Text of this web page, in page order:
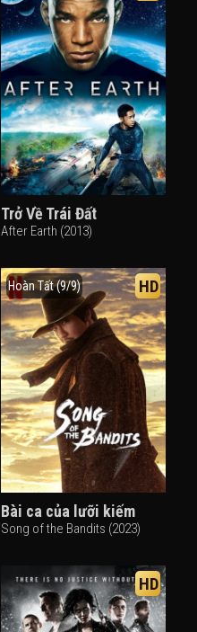
Trở Về Trái Đất
After Earth (2013)
Hoàn Tất (9/9) HD
Bài ca của lưỡi kiếm
Song of the Bandits (2023)
HD